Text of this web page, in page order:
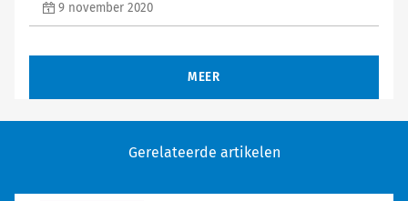
9 november 2020
MEER
Gerelateerde artikelen